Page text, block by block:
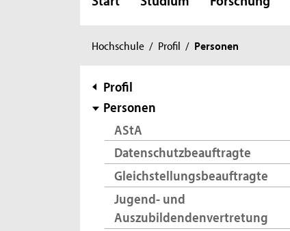
Sie
hier:
Hochschule / Profil / Personen
Subnavigation
Profil
Personen
AStA
Datenschutzbeauftragte
Gleichstellungsbeauftragte
Jugend- und
Auszubildendenvertretung